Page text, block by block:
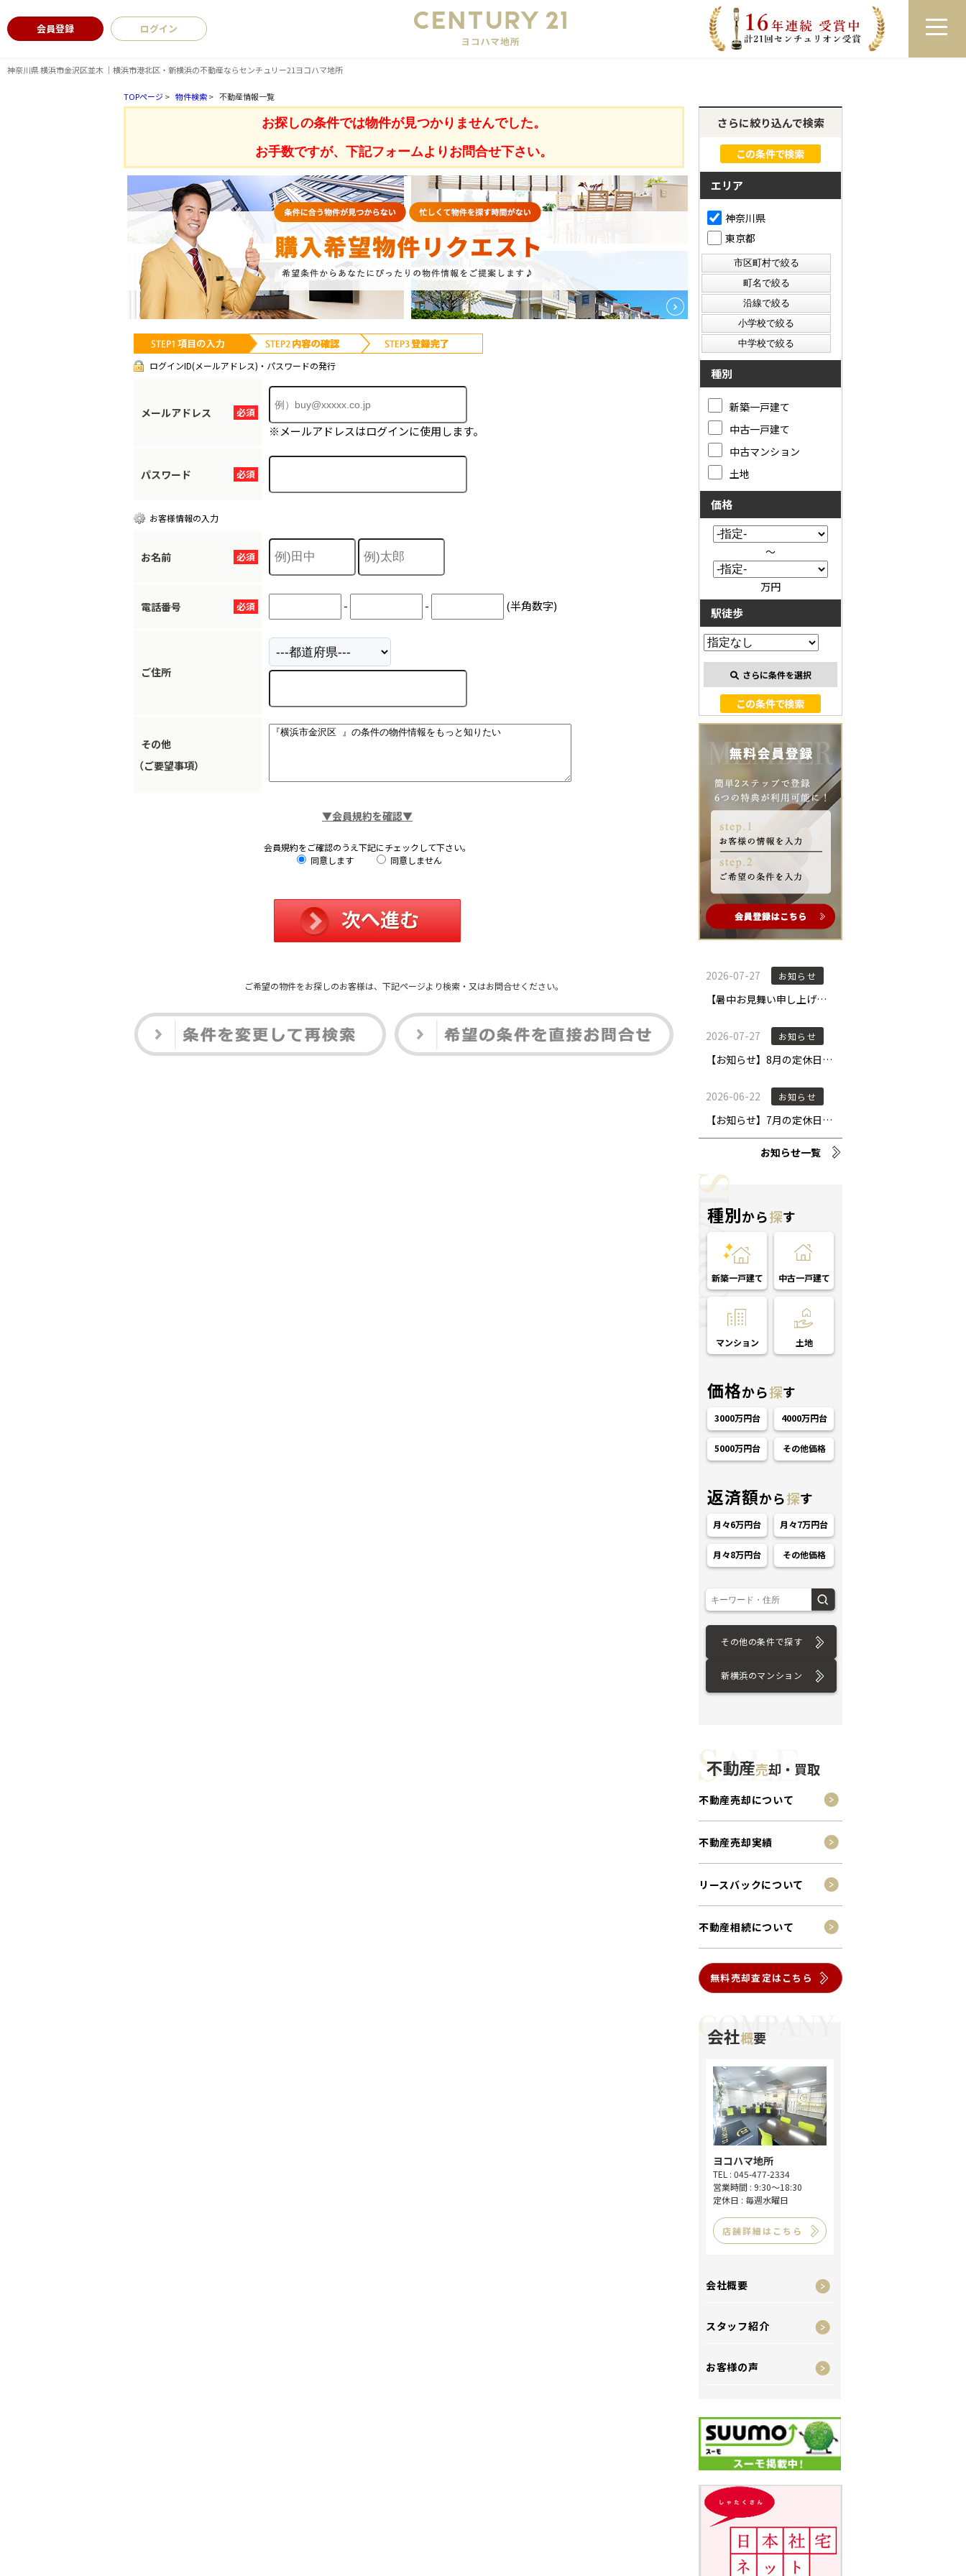
神奈川県 横浜市金沢区並木 ｜横浜市港北区・新横浜の不動産ならセンチュリー21ヨコハマ地所
会員登録 ログイン ログイン 来店予約 LINEで相談
TOPページ> 物件検索> 不動産情報一覧
お探しの条件では物件が見つかりませんでした。
お手数ですが、下記フォームよりお問合せ下さい。
ログインID(メールアドレス)・パスワードの発行
必須
メールアドレス
※メールアドレスはログインに使用します。
必須
パスワード
お客様情報の入力
必須
お名前
必須
電話番号 - - (半角数字)
ご住所
その他
（ご要望事項）
▼会員規約を確認▼
会員規約をご確認のうえ下記にチェックして下さい。
同意します
同意しません
ご希望の物件をお探しのお客様は、下記ページより検索・又はお問合せください。
さらに絞り込んで検索
エリア
神奈川県
東京都
種別
新築一戸建て
中古一戸建て
中古マンション
土地
価格
～
万円
駅徒歩
さらに条件を選択
お知らせ一覧
種別から探す
新築一戸建て 中古一戸建て
マンション 土地
価格から探す
3000万円台 4000万円台
5000万円台 その他価格
返済額から探す
月々6万円台 月々7万円台
月々8万円台 その他価格
その他の条件で探す
新横浜のマンション
不動産売却・買取
不動産売却について
不動産売却実績
リースバックについて
不動産相続について
無料売却査定はこちら
会社概要
ヨコハマ地所
TEL : 045-477-2334
営業時間 : 9:30～18:30
定休日 : 毎週水曜日
店舗詳細はこちら
会社概要
スタッフ紹介
お客様の声